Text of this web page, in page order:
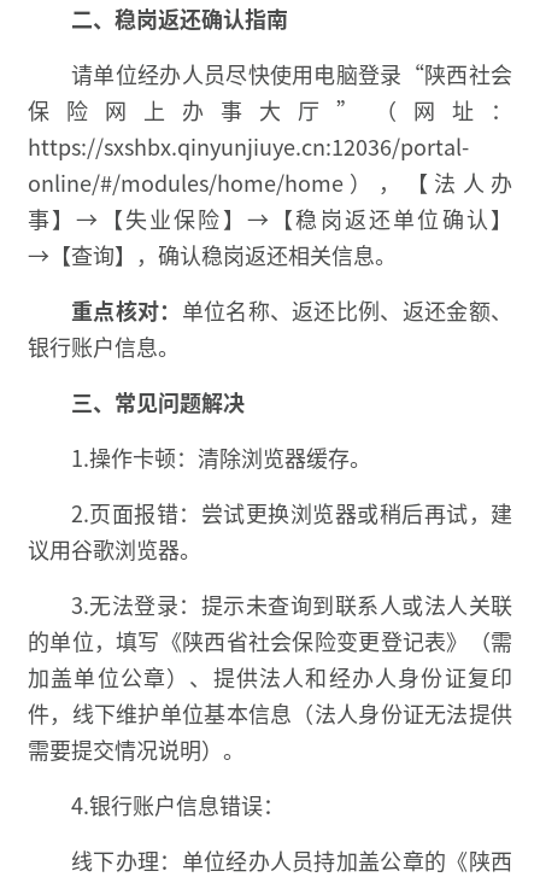
二、稳岗返还确认指南
请单位经办人员尽快使用电脑登录“陕西社会
保险网上办事大厅”（网址：
https://sxshbx.qinyunjiuye.cn:12036/portal-
online/#/modules/home/home），【法人办
事】→【失业保险】→【稳岗返还单位确认】
→【查询】，确认稳岗返还相关信息。
重点核对： 单位名称、返还比例、返还金额、
银行账户信息。
三、常见问题解决
1.操作卡顿：清除浏览器缓存。
2.页面报错：尝试更换浏览器或稍后再试，建
议用谷歌浏览器。
3.无法登录：提示未查询到联系人或法人关联
的单位，填写《陕西省社会保险变更登记表》（需
加盖单位公章）、提供法人和经办人身份证复印
件，线下维护单位基本信息（法人身份证无法提供
需要提交情况说明）。
4.银行账户信息错误：
线下办理：单位经办人员持加盖公章的《陕西